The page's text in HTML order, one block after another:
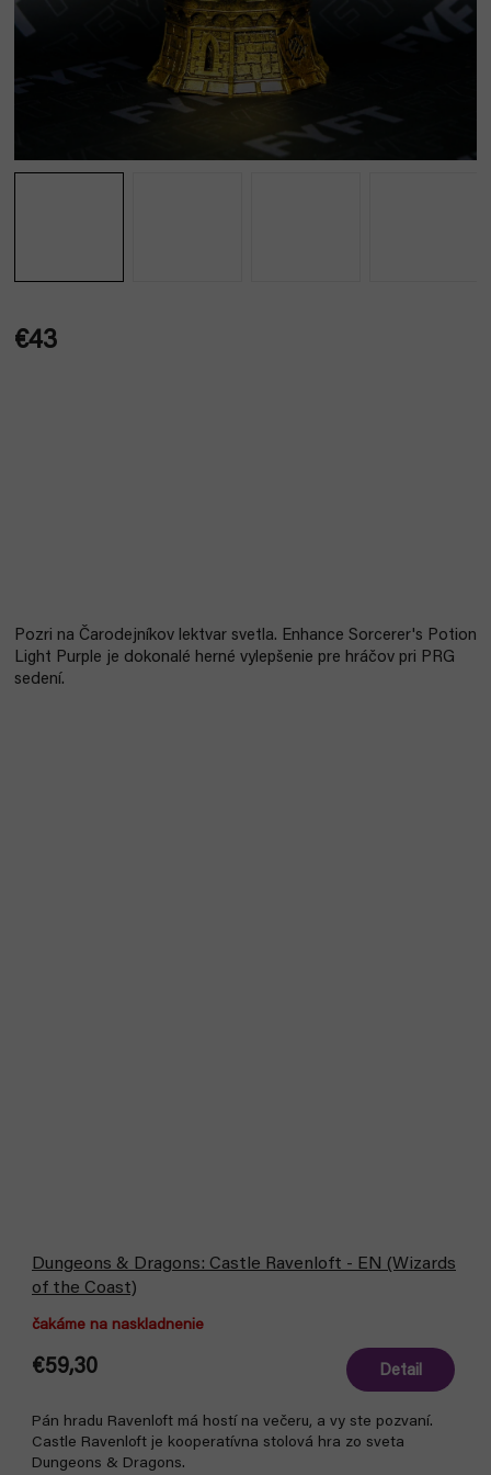
€43
Pozri na Čarodejníkov lektvar svetla. Enhance Sorcerer's Potion
Light Purple je dokonalé herné vylepšenie pre hráčov pri PRG
sedení.
Dungeons & Dragons: Castle Ravenloft - EN (Wizards
of the Coast)
čakáme na naskladnenie
€59,30 Detail
Pán hradu Ravenloft má hostí na večeru, a vy ste pozvaní.
Castle Ravenloft je kooperatívna stolová hra zo sveta
Dungeons & Dragons.